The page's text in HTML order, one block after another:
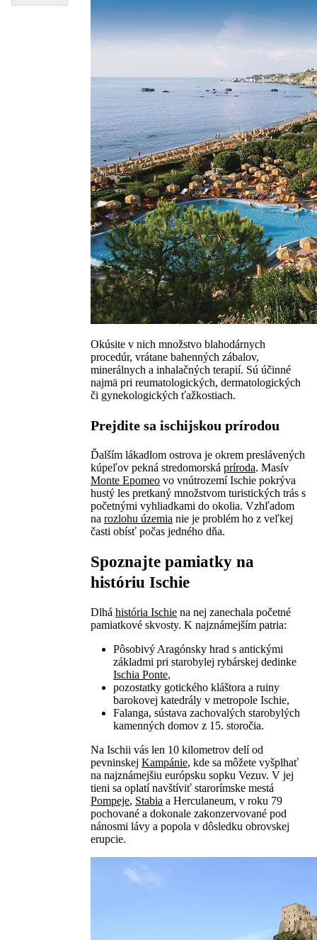
Okúsite v nich množstvo blahodárnych
procedúr, vrátane bahenných zábalov,
minerálnych a inhalačných terapií. Sú účinné
najmä pri reumatologických, dermatologických
či gynekologických ťažkostiach.
Prejdite sa ischijskou prírodou
Ďalším lákadlom ostrova je okrem preslávených
kúpeľov pekná stredomorská príroda. Masív
Monte Epomeo vo vnútrozemí Ischie pokrýva
hustý les pretkaný množstvom turistických trás s
početnými vyhliadkami do okolia. Vzhľadom
na rozlohu územia nie je problém ho z veľkej
časti obísť počas jedného dňa.
Spoznajte pamiatky na
históriu Ischie
Dlhá história Ischie na nej zanechala početné
pamiatkové skvosty. K najznámejším patria:
Pôsobivý Aragónsky hrad s antickými
základmi pri starobylej rybárskej dedinke
Ischia Ponte,
pozostatky gotického kláštora a ruiny
barokovej katedrály v metropole Ischie,
Falanga, sústava zachovalých starobylých
kamenných domov z 15. storočia.
Na Ischii vás len 10 kilometrov delí od
pevninskej Kampánie, kde sa môžete vyšplhať
na najznámejšiu európsku sopku Vezuv. V jej
tieni sa oplatí navštíviť starorímske mestá
Pompeje, Stabia a Herculaneum, v roku 79
pochované a dokonale zakonzervované pod
nánosmi lávy a popola v dôsledku obrovskej
erupcie.